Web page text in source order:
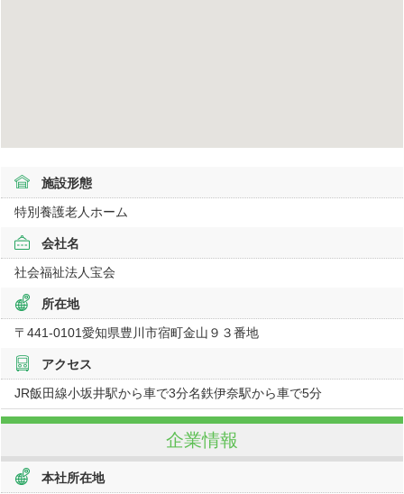
施設形態
特別養護老人ホーム
会社名
社会福祉法人宝会
所在地
〒441-0101愛知県豊川市宿町金山９３番地
アクセス
JR飯田線小坂井駅から車で3分名鉄伊奈駅から車で5分
企業情報
本社所在地